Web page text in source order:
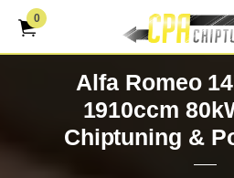
0
Alfa Romeo
1910ccm
Chiptuning &